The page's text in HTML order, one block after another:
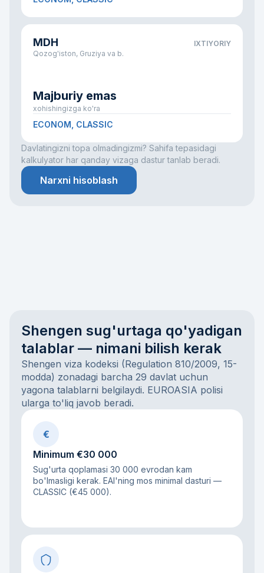
MDH
IXTIYORIY
Qozog'iston, Gruziya va b.
Majburiy emas
xohishingizga ko'ra
ECONOM, CLASSIC
Davlatingizni topa olmadingizmi? Sahifa tepasidagi
kalkulyator har qanday vizaga dastur tanlab beradi.
Narxni hisoblash
Shengen sug'urtaga qo'yadigan
talablar — nimani bilish kerak
Shengen viza kodeksi (Regulation 810/2009, 15-
modda) zonadagi barcha 29 davlat uchun
yagona talablarni belgilaydi. EUROASIA polisi
ularga to'liq javob beradi.
€
Minimum €30 000
Sug'urta qoplamasi 30 000 evrodan kam
bo'lmasligi kerak. EAI'ning mos minimal dasturi —
CLASSIC (€45 000).